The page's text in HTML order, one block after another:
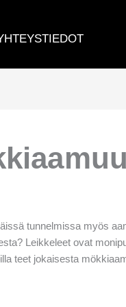
tunnelmissa myös
Leikkeleet ovat
teet jokaisesta